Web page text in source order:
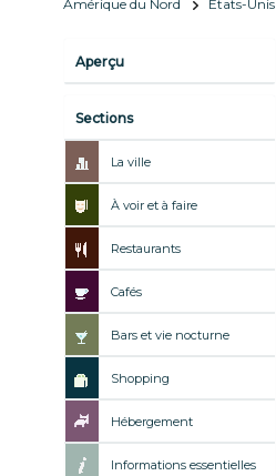
Amérique du Nord États-Unis
Aperçu
Sections
La ville
À voir et à faire
Restaurants
Cafés
Bars et vie nocturne
Shopping
Hébergement
Informations essentielles